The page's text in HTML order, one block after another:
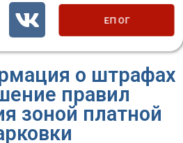
ЕП ОГ
о штрафах
правил
зоной платной